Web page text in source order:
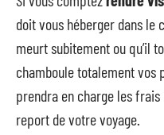
doit vous héberger dans le
meurt subitement ou qu’il
chamboule totalement vos
prendra en charge les frais
report de votre voyage.